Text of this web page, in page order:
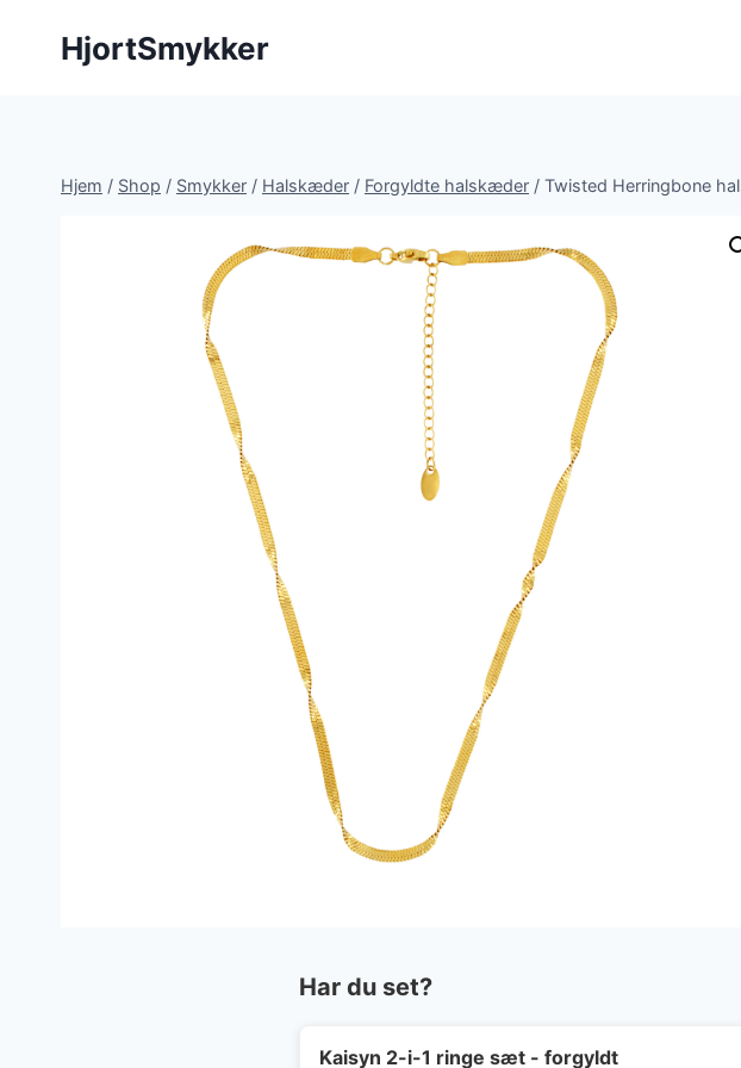
HjortSmykker
Hjem / Shop / Smykker / Halskæder / Forgyldte halskæder / Twisted Herringbone
Har du set?
Kaisyn 2-i-1 ringe sæt - forgyldt